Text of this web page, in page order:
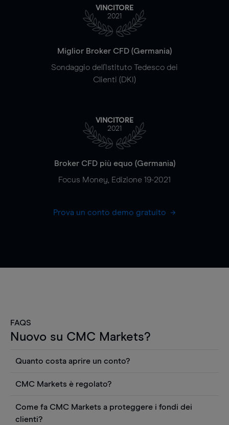
VINCITORE
2021
Miglior Broker CFD (Germania)
Sondaggio dell'Istituto Tedesco dei
Clienti (DKI)
VINCITORE
2021
Broker CFD più equo (Germania)
Focus Money, Edizione 19-2021
Prova un conto demo gratuito
FAQS
Nuovo su CMC Markets?
Quanto costa aprire un conto?
Puoi anche visualizzare gratuitamente i prezzi e
utilizzare strumenti come grafici, notizie Reuters
o rapporti quantitativi sui titoli azionari di
CMC Markets è regolato?
regolamentato dall'Autorità federale tedesca di
Come fa CMC Markets a proteggere i fondi dei
clienti?